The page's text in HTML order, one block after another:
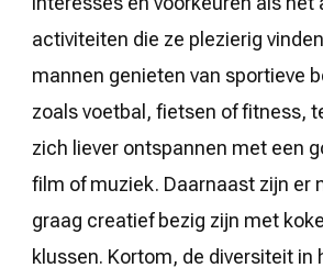
activiteiten die ze plezierig
mannen genieten van sportieve
zoals voetbal, fietsen of fitness,
zich liever ontspannen met een
film of muziek. Daarnaast zijn er
graag creatief bezig zijn met
klussen. Kortom, de diversiteit in